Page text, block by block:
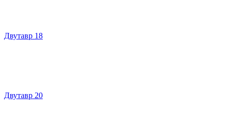
Двутавр 18
Двутавр 20